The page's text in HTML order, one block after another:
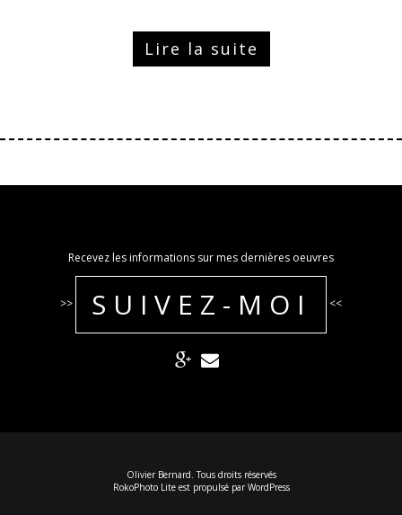
Lire la suite
Recevez les informations sur mes dernières oeuvres
>> SUIVEZ-MOI <<
Olivier Bernard. Tous droits réservés
RokoPhoto Liteest propulsé par WordPress